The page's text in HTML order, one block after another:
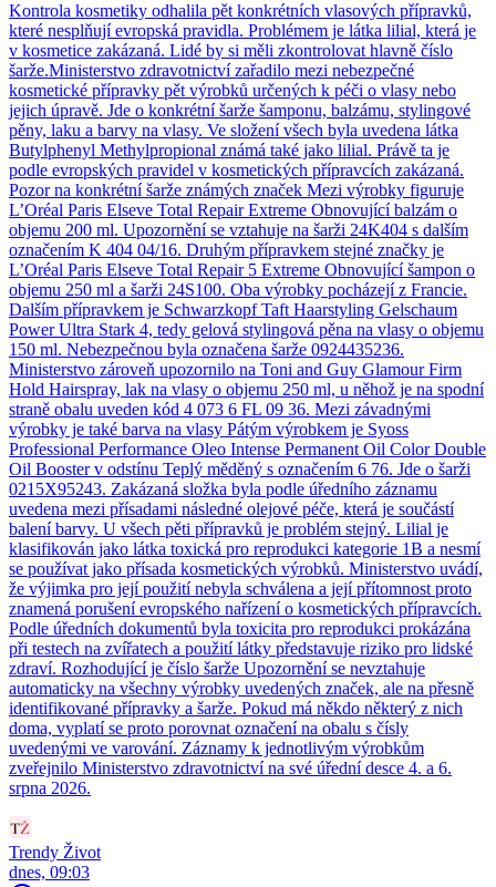
Kontrola kosmetiky odhalila pět konkrétních vlasových přípravků,
které nesplňují evropská pravidla. Problémem je látka lilial, která je
v kosmetice zakázaná. Lidé by si měli zkontrolovat hlavně číslo
šarže.Ministerstvo zdravotnictví zařadilo mezi nebezpečné
kosmetické přípravky pět výrobků určených k péči o vlasy nebo
jejich úpravě. Jde o konkrétní šarže šamponu, balzámu, stylingové
pěny, laku a barvy na vlasy. Ve složení všech byla uvedena látka
Butylphenyl Methylpropional známá také jako lilial. Právě ta je
podle evropských pravidel v kosmetických přípravcích zakázaná.
Pozor na konkrétní šarže známých značek Mezi výrobky figuruje
L’Oréal Paris Elseve Total Repair Extreme Obnovující balzám o
objemu 200 ml. Upozornění se vztahuje na šarži 24K404 s dalším
označením K 404 04/16. Druhým přípravkem stejné značky je
L’Oréal Paris Elseve Total Repair 5 Extreme Obnovující šampon o
objemu 250 ml a šarži 24S100. Oba výrobky pocházejí z Francie.
Dalším přípravkem je Schwarzkopf Taft Haarstyling Gelschaum
Power Ultra Stark 4, tedy gelová stylingová pěna na vlasy o objemu
150 ml. Nebezpečnou byla označena šarže 0924435236.
Ministerstvo zároveň upozornilo na Toni and Guy Glamour Firm
Hold Hairspray, lak na vlasy o objemu 250 ml, u něhož je na spodní
straně obalu uveden kód 4 073 6 FL 09 36. Mezi závadnými
výrobky je také barva na vlasy Pátým výrobkem je Syoss
Professional Performance Oleo Intense Permanent Oil Color Double
Oil Booster v odstínu Teplý měděný s označením 6 76. Jde o šarži
0215X95243. Zakázaná složka byla podle úředního záznamu
uvedena mezi přísadami následné olejové péče, která je součástí
balení barvy. U všech pěti přípravků je problém stejný. Lilial je
klasifikován jako látka toxická pro reprodukci kategorie 1B a nesmí
se používat jako přísada kosmetických výrobků. Ministerstvo uvádí,
že výjimka pro její použití nebyla schválena a její přítomnost proto
znamená porušení evropského nařízení o kosmetických přípravcích.
Podle úředních dokumentů byla toxicita pro reprodukci prokázána
při testech na zvířatech a použití látky představuje riziko pro lidské
zdraví. Rozhodující je číslo šarže Upozornění se nevztahuje
automaticky na všechny výrobky uvedených značek, ale na přesně
identifikované přípravky a šarže. Pokud má někdo některý z nich
doma, vyplatí se proto porovnat označení na obalu s čísly
uvedenými ve varování. Záznamy k jednotlivým výrobkům
zveřejnilo Ministerstvo zdravotnictví na své úřední desce 4. a 6.
srpna 2026.
Trendy Život
dnes, 09:03